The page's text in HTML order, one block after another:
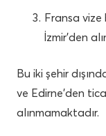
Fransa
İzmir’den
Bu iki şehir
ve Edirne’den
alınmamaktadır.